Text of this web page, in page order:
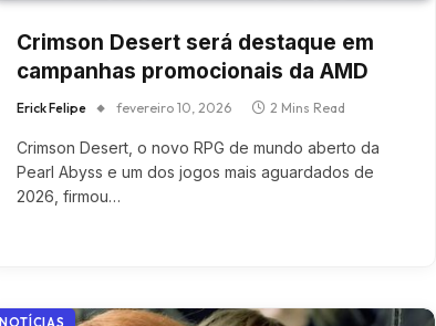
Crimson Desert será destaque em
campanhas promocionais da AMD
Erick Felipe fevereiro 10, 2026 2 Mins Read
Crimson Desert, o novo RPG de mundo aberto da
Pearl Abyss e um dos jogos mais aguardados de
2026, firmou…